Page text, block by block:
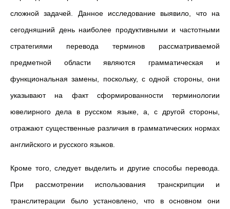
сложной задачей. Данное исследование выявило, что на
сегодняшний день наиболее продуктивными и частотными
стратегиями перевода терминов рассматриваемой
предметной области являются грамматическая и
функциональная замены, поскольку, с одной стороны, они
указывают на факт сформированности терминологии
ювелирного дела в русском языке, а, с другой стороны,
отражают существенные различия в грамматических нормах
английского и русского языков.
Кроме того, следует выделить и другие способы перевода.
При рассмотрении использования транскрипции и
транслитерации было установлено, что в основном они